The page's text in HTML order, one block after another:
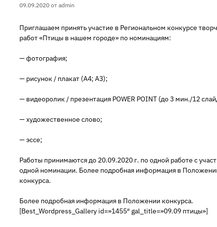
09.09.2020 от admin
Приглашаем принять участие в Региональном конкурсе
работ «Птицы в нашем городе» по номинациям:
— фотография;
— рисунок / плакат (А4; А3);
— видеоролик / презентация POWER POINT (до 3 мин./12
— художественное слово;
— эссе;
Работы принимаются до 20.09.2020 г. по одной работе с
одной номинации. Более подробная информация в
конкурса.
Более подробная информация в Положении конкурса.
[Best_Wordpress_Gallery id=»1455″ gal_title=»09.09 птицы»]